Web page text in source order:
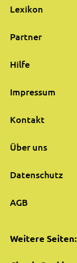
Lexikon
Partner
Hilfe
Impressum
Kontakt
Über uns
Datenschutz
AGB
Weitere Seiten: